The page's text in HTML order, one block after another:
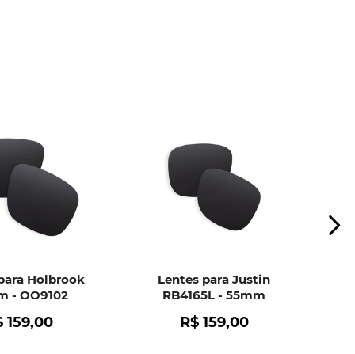
Holbrook
- OO9102
159,00
Lentes para Justin
RB4165L - 55mm
R$ 159,00